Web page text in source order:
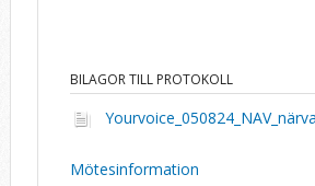
BILAGOR TILL PROTOKOLL
Mötesinformation